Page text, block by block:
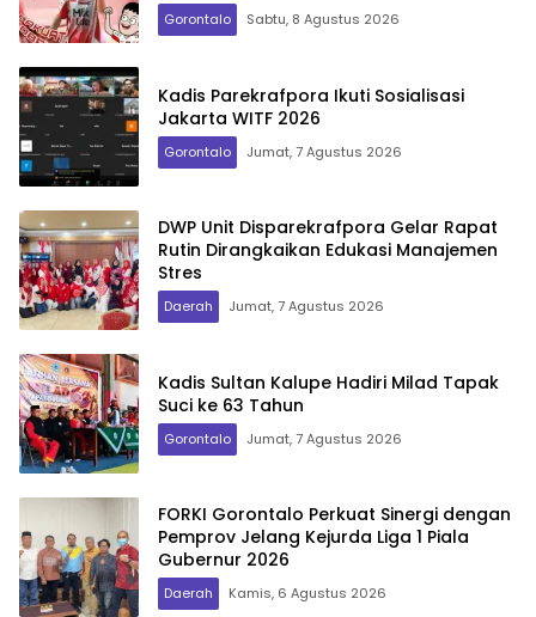
Gorontalo Sabtu, 8 Agustus 2026
Kadis Parekrafpora Ikuti Sosialisasi
Jakarta WITF 2026
Gorontalo Jumat, 7 Agustus 2026
DWP Unit Disparekrafpora Gelar Rapat
Rutin Dirangkaikan Edukasi Manajemen
Stres
Daerah Jumat, 7 Agustus 2026
Kadis Sultan Kalupe Hadiri Milad Tapak
Suci ke 63 Tahun
Gorontalo Jumat, 7 Agustus 2026
FORKI Gorontalo Perkuat Sinergi dengan
Pemprov Jelang Kejurda Liga 1 Piala
Gubernur 2026
Daerah Kamis, 6 Agustus 2026